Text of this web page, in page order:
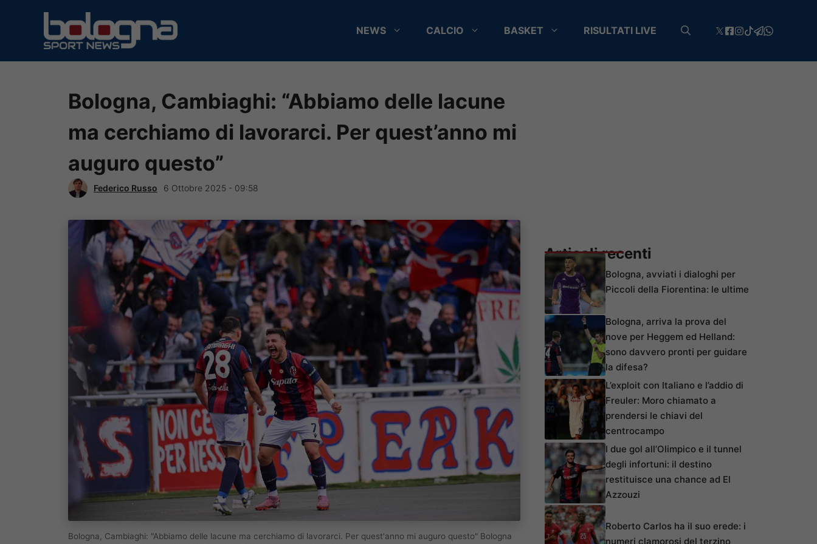
contenuto
NEWS CALCIO BASKET RISULTATI LIVE
Bologna, Cambiaghi: “Abbiamo delle lacune
ma cerchiamo di lavorarci. Per quest’anno mi
auguro questo”
Federico Russo 6 Ottobre 2025 - 09:58
Bologna, Cambiaghi: "Abbiamo delle lacune ma cerchiamo di lavorarci. Per quest'anno mi auguro questo" Bologna
Articoli recenti
Bologna, avviati i dialoghi per
Piccoli della Fiorentina: le ultime
Bologna, arriva la prova del
nove per Heggem ed Helland:
sono davvero pronti per guidare
la difesa?
L’exploit con Italiano e l’addio di
Freuler: Moro chiamato a
prendersi le chiavi del
centrocampo
I due gol all’Olimpico e il tunnel
degli infortuni: il destino
restituisce una chance ad El
Azzouzi
Roberto Carlos ha il suo erede: i
numeri clamorosi del terzino